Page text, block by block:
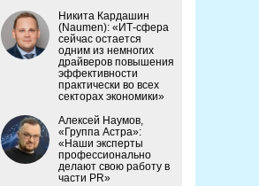
Никита Кардашин
(Naumen): «ИТ-сфера
сейчас остается
одним из немногих
драйверов повышения
эффективности
практически во всех
секторах экономики»
Алексей Наумов,
«Группа Астра»:
«Наши эксперты
профессионально
делают свою работу в
части PR»